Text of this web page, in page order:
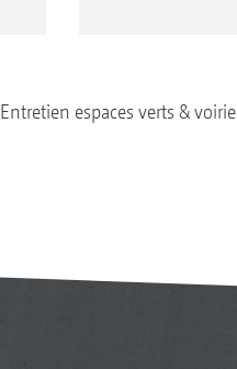
Entretien espaces verts & voirie